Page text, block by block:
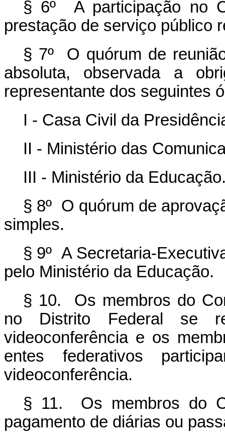
§ 6º A participação no
prestação de serviço público
§ 7º O quórum de
absoluta, observada a
representante dos seguintes
I - Casa Civil da
II - Ministério das
III - Ministério da
§ 8º O quórum de
simples.
§ 9º A Secretaria-
pelo Ministério da Educação.
§ 10. Os membros do
no Distrito Federal se
videoconferência e os
entes federativos
videoconferência.
§ 11. Os membros do
pagamento de diárias ou